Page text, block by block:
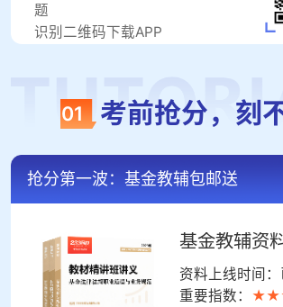
题
识别二维码下载APP
01 考前抢分，刻
抢分第一波：基金教辅包邮送
基金教辅资
资料上线时间
重要指数：